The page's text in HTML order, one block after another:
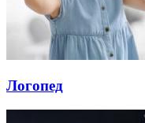
Логопед